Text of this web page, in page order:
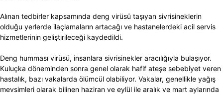
Alınan tedbirler kapsamında deng virüsü taşıyan sivrisineklerin
olduğu yerlerde ilaçlamaların artacağı ve hastanelerdeki acil servis
hizmetlerinin geliştirileceği kaydedildi.
Deng humması virüsü, insanlara sivrisinekler aracılığıyla bulaşıyor.
Kuluçka döneminden sonra genel olarak hafif ateşe sebebiyet veren
hastalık, bazı vakalarda ölümcül olabiliyor. Vakalar, genellikle yağış
mevsimleri olarak bilinen haziran ve eylül ile aralık ve mart aylarında